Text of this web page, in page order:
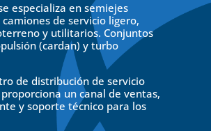
especializa en semiejes
de servicio ligero,
y utilitarios. Conjuntos
(cardan) y turbo
de distribución de servicio
un canal de ventas,
y soporte técnico para los